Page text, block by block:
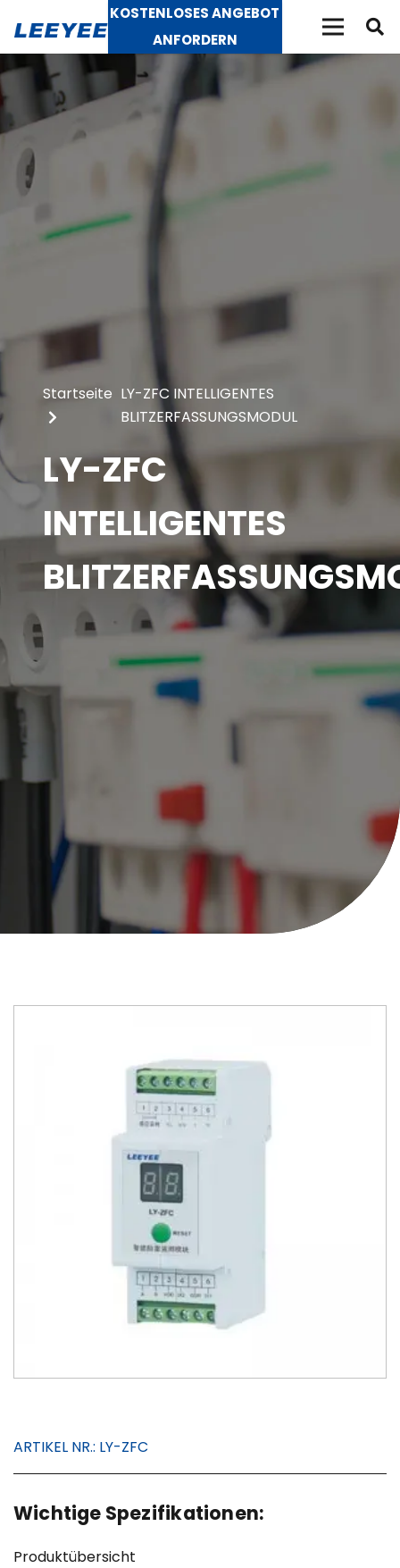
KOSTENLOSES ANGEBOT
ANFORDERN
Startseite LY-ZFC INTELLIGENTES
BLITZERFASSUNGSMODUL
LY-ZFC
INTELLIGENTES
ARTIKEL NR.: LY-ZFC
Wichtige Spezifikationen:
Produktübersicht